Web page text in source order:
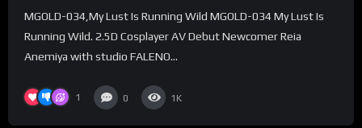
MGOLD-034,My Lust Is Running Wild MGOLD-034 My Lust Is
Running Wild. 2.5D Cosplayer AV Debut Newcomer Reia
Anemiya with studio FALENO...
1 0 1K